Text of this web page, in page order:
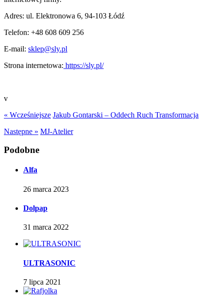
Adres: ul. Elektronowa 6, 94-103 Łódź
Telefon: +48 608 609 256
E-mail: sklep@sly.pl
Strona internetowa: https://sly.pl/
v
« Wcześniejsze Jakub Gontarski – Oddech Ruch Transformacja
Następne » MJ-Atelier
Podobne
Alfa
26 marca 2023
Dolpap
31 marca 2022
ULTRASONIC
7 lipca 2021